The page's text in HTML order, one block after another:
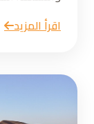
اقرأ المزيد